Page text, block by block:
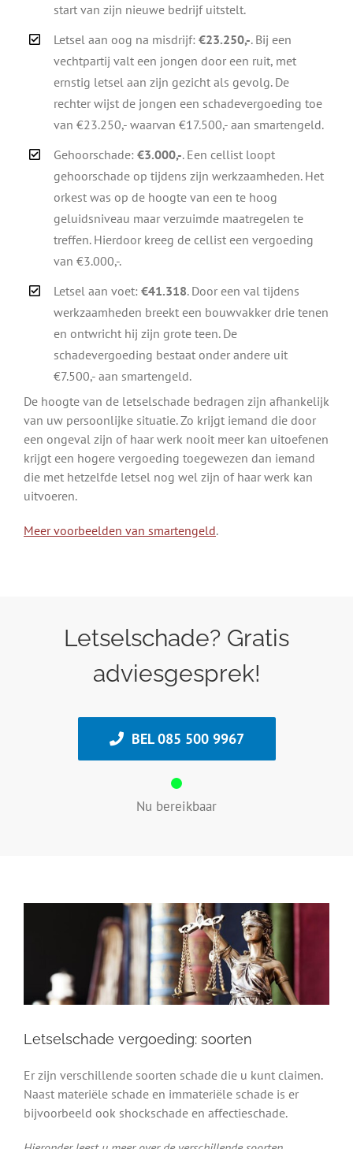
start van zijn nieuwe bedrijf uitstelt.
Letsel aan oog na misdrijf:€23.250,-. Bij een
vechtpartij valt een jongen door een ruit, met
ernstig letsel aan zijn gezicht als gevolg. De
rechter wijst de jongen een schadevergoeding toe
van €23.250,- waarvan €17.500,- aan smartengeld.
Gehoorschade:€3.000,-. Een cellist loopt
gehoorschade op tijdens zijn werkzaamheden. Het
orkest was op de hoogte van een te hoog
geluidsniveau maar verzuimde maatregelen te
treffen. Hierdoor kreeg de cellist een vergoeding
van €3.000,-.
Letsel aan voet:€41.318. Door een val tijdens
werkzaamheden breekt een bouwvakker drie tenen
en ontwricht hij zijn grote teen. De
schadevergoeding bestaat onder andere uit
€7.500,- aan smartengeld.
De hoogte van de letselschade bedragen zijn afhankelijk
van uw persoonlijke situatie. Zo krijgt iemand die door
een ongeval zijn of haar werk nooit meer kan uitoefenen
krijgt een hogere vergoeding toegewezen dan iemand
die met hetzelfde letsel nog wel zijn of haar werk kan
uitvoeren.
Meer voorbeelden van smartengeld.
Letselschade? Gratis
adviesgesprek!
BEL 085 500 9967
Nu bereikbaar
Letselschade vergoeding: soorten
Er zijn verschillende soorten schade die u kunt claimen.
Naast materiële schade en immateriële schade is er
bijvoorbeeld ook shockschade en affectieschade.